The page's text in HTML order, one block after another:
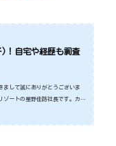
！自宅や経歴も調査
まして誠にありがとうございま
ゾートの星野佳路社長です。カン